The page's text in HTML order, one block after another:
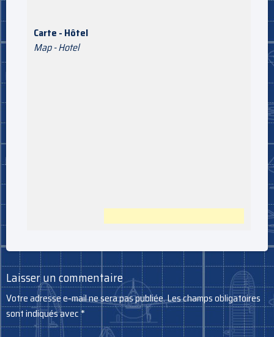
Carte - Hôtel
Map - Hotel
Laisser un commentaire
Votre adresse e-mail ne sera pas publiée.Les champs obligatoires
sont indiqués avec*